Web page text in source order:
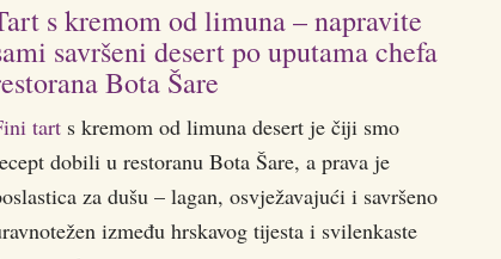
s kremom od limuna – napravite
savršeni desert po uputama chefa
Bota Šare
tarts kremom od limuna desert je čiji smo
dobili u restoranu Bota Šare, a prava je
za dušu – lagan, osvježavajući i savršeno
između hrskavog tijesta i svilenkaste